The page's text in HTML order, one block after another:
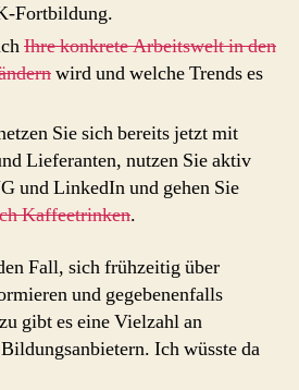
Fortbildung.
Ihre konkrete Arbeitswelt in den
wird und welche Trends es
Sie sich bereits jetzt mit
Lieferanten, nutzen Sie aktiv
und LinkedIn und gehen Sie
Kaffeetrinken.
Fall, sich frühzeitig über
und gegebenenfalls
gibt es eine Vielzahl an
Ich wüsste da